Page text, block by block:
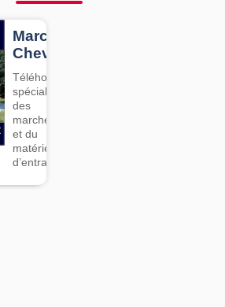
Marcheurs
Chevaux
Téléhorse,
spécialiste
des
marcheurs
et du
matériel
d’entrainement